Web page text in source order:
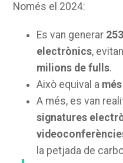
Només el 2024:
Es van generar
electrònics,
milions de fulls.
Això equival a
A més, es van
signatures
la petjada de